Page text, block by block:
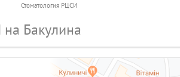
Стоматология РЦСИ
Бакулина